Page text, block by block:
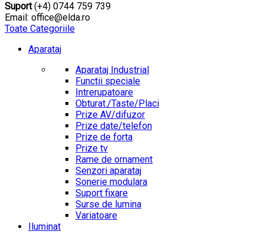
Suport(+4) 0744 759 739
Email: office@elda.ro
Toate Categoriile
Aparataj
Aparataj Industrial
Functii speciale
Intrerupatoare
Obturat./Taste/Placi
Prize AV/difuzor
Prize date/telefon
Prize de forta
Prize tv
Rame de ornament
Senzori aparataj
Sonerie modulara
Suport fixare
Surse de lumina
Variatoare
Iluminat